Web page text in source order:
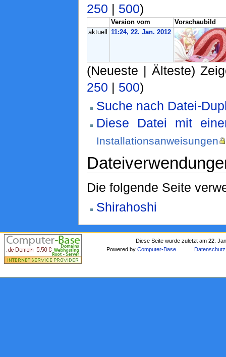
250 | 500)
Version vom
Vorschaubild
aktuell
11:24, 22. Jan. 2012
(Neueste | Älteste)
250 | 500)
Suche nach Datei-
Diese Datei mit
Installationsanweisungen
Die folgende Seite
Shirahoshi
Diese Seite wurde zuletzt am 22.
Powered byComputer-Base Datenschutz